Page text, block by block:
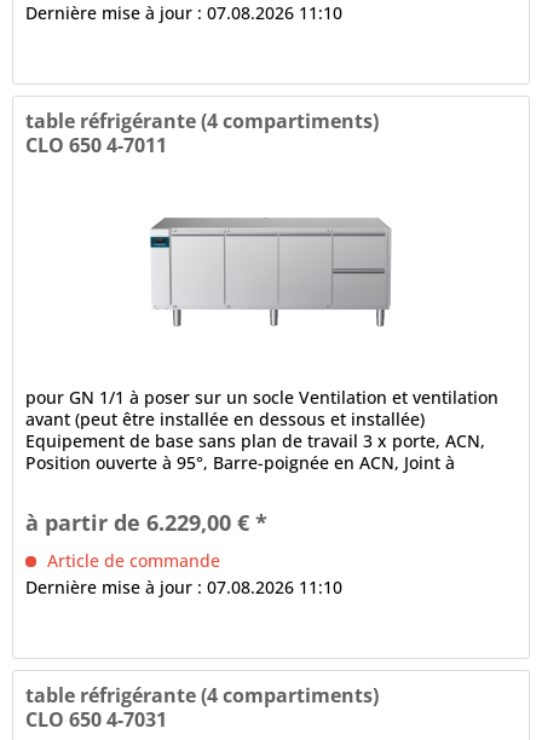
Dernière mise à jour : 07.08.2026 11:10
table réfrigérante (4 compartiments)
CLO 650 4-7011
pour GN 1/1 à poser sur un socle Ventilation et ventilation
avant (peut être installée en dessous et installée)
Equipement de base sans plan de travail 3 x porte, ACN,
Position ouverte à 95°, Barre-poignée en ACN, Joint à
à partir de 6.229,00 € *
Article de commande
Dernière mise à jour : 07.08.2026 11:10
table réfrigérante (4 compartiments)
CLO 650 4-7031